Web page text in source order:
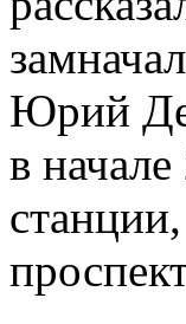
Юрий
в